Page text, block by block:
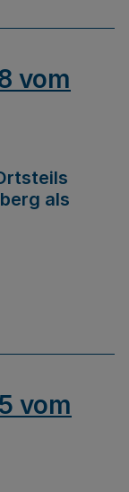
vom
als
vom